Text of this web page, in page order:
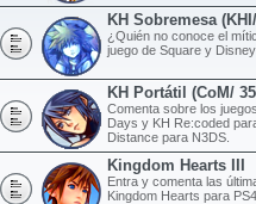
KH Sobremesa
¿Quién no conoce el
juego de Square y
KH Portátil (CoM/
Comenta sobre los
Days y KH Re:coded
Distance para N3DS.
Kingdom Hearts III
Entra y comenta las
Kingdom Hearts para